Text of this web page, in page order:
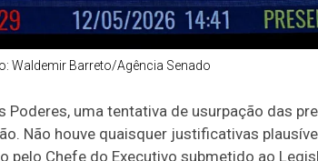
Waldemir Barreto/Agência Senado
Poderes, uma tentativa de usurpação das
Não houve quaisquer justificativas
pelo Chefe do Executivo submetido ao